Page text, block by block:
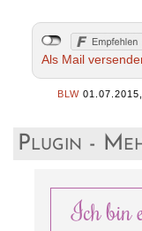
Als Mail
BLW
Plugin -